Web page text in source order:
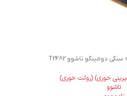
خوری) (رولت خوری)
تاشوو